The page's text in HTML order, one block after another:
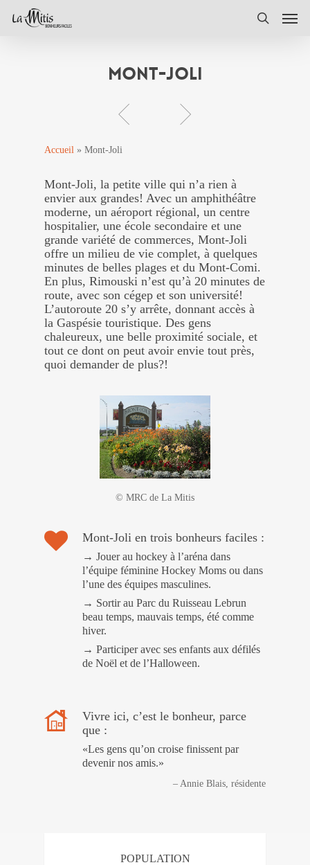
Menu
Mont-Joli
Accueil » Mont-Joli
Mont-Joli, la petite ville qui n’a rien à
envier aux grandes! Avec un amphithéâtre
moderne, un aéroport régional, un centre
hospitalier, une école secondaire et une
grande variété de commerces, Mont-Joli
offre un milieu de vie complet, à quelques
minutes de belles plages et du Mont-Comi.
En plus, Rimouski n’est qu’à 20 minutes de
route, avec son cégep et son université!
L’autoroute 20 s’y arrête, donnant accès à
la Gaspésie touristique. Des gens
chaleureux, une belle proximité sociale, et
tout ce dont on peut avoir envie tout près,
quoi demander de plus?!
© MRC de La Mitis
Mont-Joli en trois bonheurs faciles :
→ Jouer au hockey à l’aréna dans
l’équipe féminine Hockey Moms ou dans
l’une des équipes masculines.
→ Sortir au Parc du Ruisseau Lebrun
beau temps, mauvais temps, été comme
hiver.
→ Participer avec ses enfants aux défilés
de Noël et de l’Halloween.
Vivre ici, c’est le bonheur, parce
que :
«Les gens qu’on croise finissent par
devenir nos amis.»
– Annie Blais, résidente
POPULATION